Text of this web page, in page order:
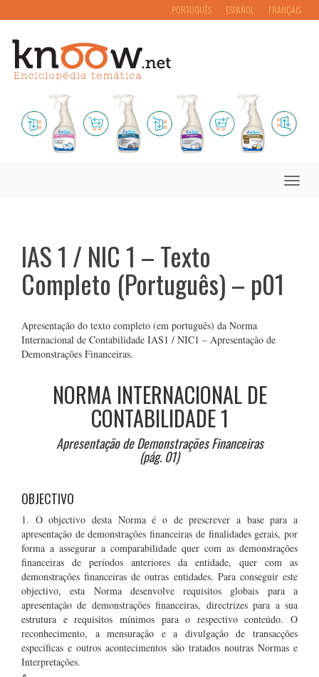
PORTUGUÊS ESPAÑOL FRANÇAIS
Toggle
IAS 1 / NIC 1 – Texto
Completo (Português) – p01
Apresentação do texto completo (em português) da Norma
Internacional de Contabilidade IAS1 / NIC1 – Apresentação de
Demonstrações Financeiras.
NORMA INTERNACIONAL DE
CONTABILIDADE 1
Apresentação de Demonstrações Financeiras
(pág. 01)
OBJECTIVO
1. O objectivo desta Norma é o de prescrever a base para a
apresentação de demonstrações financeiras de finalidades gerais, por
forma a assegurar a comparabilidade quer com as demonstrações
financeiras de períodos anteriores da entidade, quer com as
demonstrações financeiras de outras entidades. Para conseguir este
objectivo, esta Norma desenvolve requisitos globais para a
apresentação de demonstrações financeiras, directrizes para a sua
estrutura e requisitos mínimos para o respectivo conteúdo. O
reconhecimento, a mensuração e a divulgação de transacções
específicas e outros acontecimentos são tratados noutras Normas e
Interpretações.